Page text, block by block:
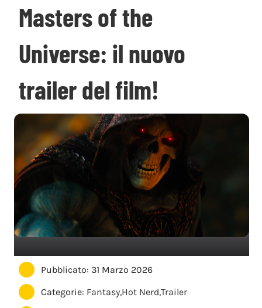
Masters of the
Universe: il nuovo
trailer del film!
Pubblicato: 31 Marzo 2026
Categorie: Fantasy,Hot Nerd,Trailer